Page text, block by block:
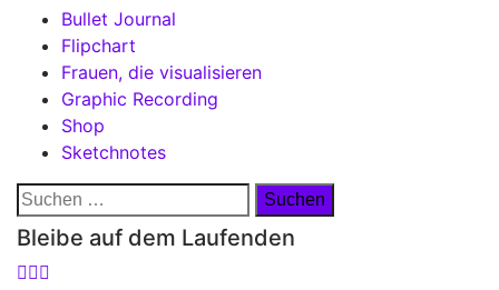
Bullet Journal
Flipchart
Frauen, die visualisieren
Graphic Recording
Shop
Sketchnotes
Suchen
nach:
Bleibe auf dem Laufenden